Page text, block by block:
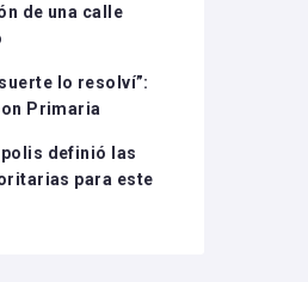
de una calle
lo resolví”:
Primaria
definió las
para este